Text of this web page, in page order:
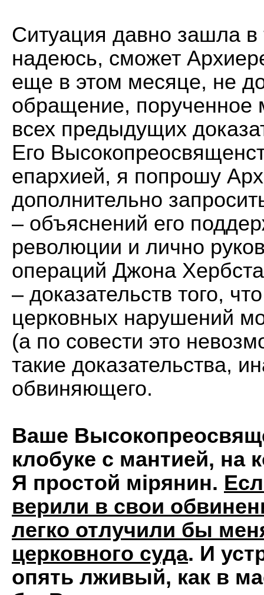
Ситуация давно зашла в
надеюсь, сможет
еще в этом месяце, не
обращение,
всех предыдущих
Его
епархией, я попрошу
дополнительно
– объяснений его
революции и лично
операций Джона
– доказательств того,
церковных нарушений
(а по совести это
такие доказательства,
обвиняющего.
Ваше
клобуке с мантией,
Я простой мiрянин.
верили в свои
легко отлучили бы
церковного суда. И
опять лживый, как в